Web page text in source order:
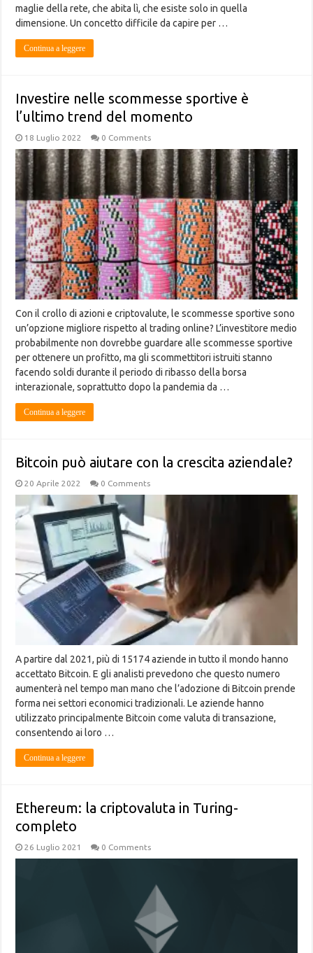
maglie della rete, che abita lì, che esiste solo in quella
dimensione. Un concetto difficile da capire per …
Continua a leggere
Investire nelle scommesse sportive è
l’ultimo trend del momento
18 Luglio 2022 0 Comments
Con il crollo di azioni e criptovalute, le scommesse sportive sono
un’opzione migliore rispetto al trading online? L’investitore medio
probabilmente non dovrebbe guardare alle scommesse sportive
per ottenere un profitto, ma gli scommettitori istruiti stanno
facendo soldi durante il periodo di ribasso della borsa
interazionale, soprattutto dopo la pandemia da …
Continua a leggere
Bitcoin può aiutare con la crescita aziendale?
20 Aprile 2022 0 Comments
A partire dal 2021, più di 15174 aziende in tutto il mondo hanno
accettato Bitcoin. E gli analisti prevedono che questo numero
aumenterà nel tempo man mano che l’adozione di Bitcoin prende
forma nei settori economici tradizionali. Le aziende hanno
utilizzato principalmente Bitcoin come valuta di transazione,
consentendo ai loro …
Continua a leggere
Ethereum: la criptovaluta in Turing-
completo
26 Luglio 2021 0 Comments